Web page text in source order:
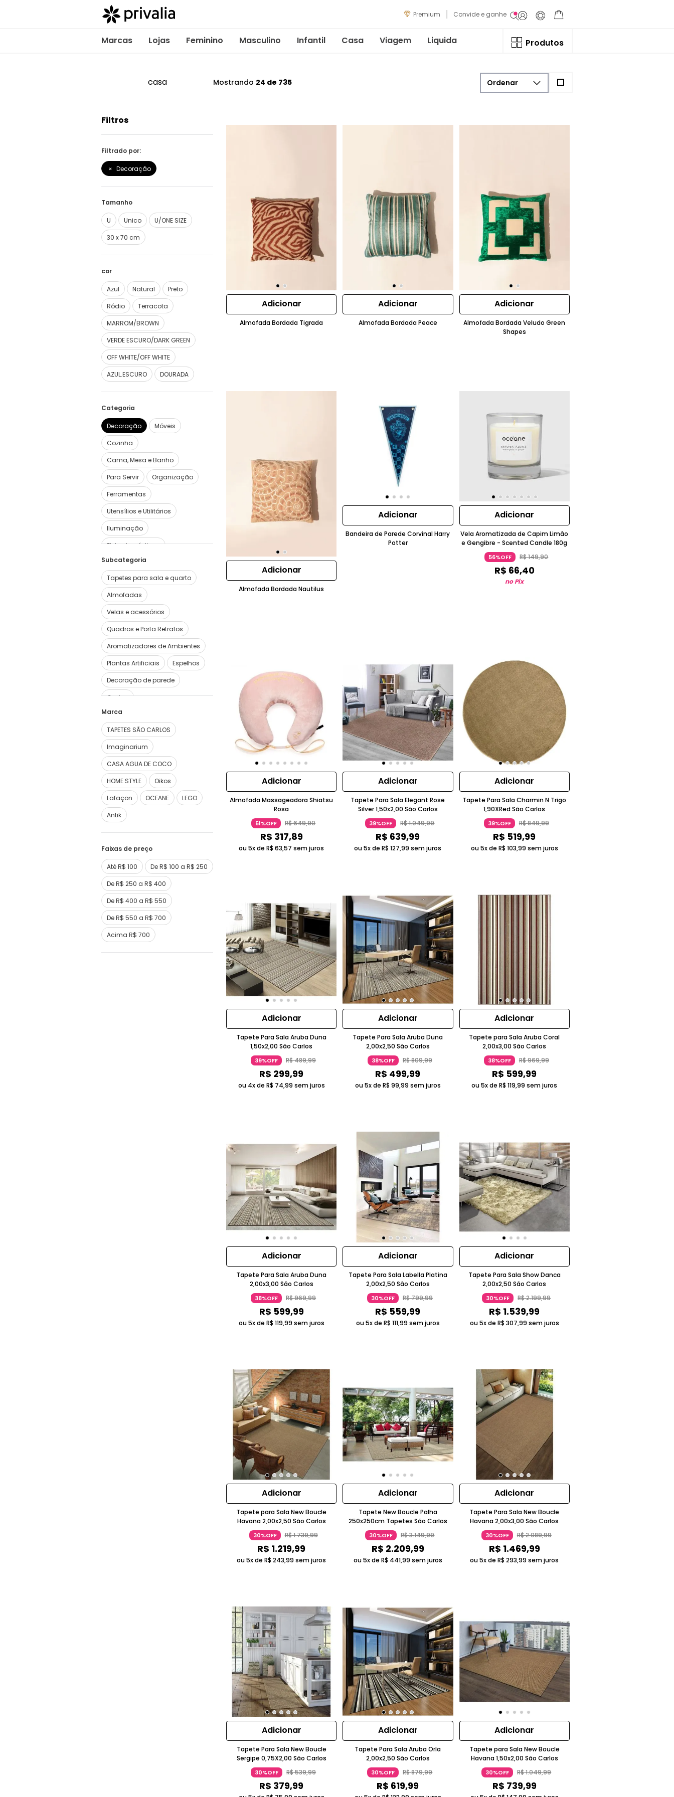
Premium Convide e ganhe
Marcas Lojas Feminino Masculino Infantil Casa Viagem Liquida Produtos
casa Mostrando 24 de 735
Filtros
Filtrado por:
Decoração
Tamanho
U Unico
U/ONE SIZE
30 x 70 cm
cor
Azul Natural
Preto
Ródio
Terracota
MARROM/BROWN
VERDE ESCURO/DARK GREEN
OFF WHITE/OFF WHITE
AZUL.ESCURO
DOURADA
Categoria
Decoração
Móveis
Cozinha
Cama, Mesa e Banho
Para Servir
Organização
Ferramentas
Utensílios e Utilitários
Iluminação
Eletrodomésticos
Subcategoria
Tapetes para sala e quarto
Almofadas
Velas e acessórios
Quadros e Porta Retratos
Aromatizadores de Ambientes
Plantas Artificiais
Espelhos
Decoração de parede
Cestos
Marca
TAPETES SÃO CARLOS
Imaginarium
CASA AGUA DE COCO
HOME STYLE
Oikos
Lafaçon
OCEANE
LEGO
Antik
Faixas de preço
Até R$ 100
De R$ 100 a R$ 250
De R$ 250 a R$ 400
De R$ 400 a R$ 550
De R$ 550 a R$ 700
Acima R$ 700
Adicionar
Almofada Bordada Tigrada
Adicionar
Almofada Bordada Peace
Adicionar
Almofada Bordada Veludo Green
Shapes
Adicionar
Almofada Bordada Nautilus
Adicionar
Bandeira de Parede Corvinal Harry
Potter
Adicionar
Vela Aromatizada de Capim Limão
e Gengibre - Scented Candle 180g
56%OFF R$149,90
R$ 66,40
no Pix
Adicionar
Almofada Massageadora Shiatsu
Rosa
51%OFF R$649,90
R$ 317,89
ou 5x deR$ 63,57 sem juros
Adicionar
Tapete Para Sala Elegant Rose
Silver 1,50x2,00 São Carlos
39%OFF R$1.049,99
R$ 639,99
ou 5x deR$ 127,99 sem juros
Adicionar
Tapete Para Sala Charmin N Trigo
1,90XRed São Carlos
39%OFF R$849,99
R$ 519,99
ou 5x de R$ 103,99 sem juros
Adicionar
Tapete Para Sala Aruba Duna
1,50x2,00 São Carlos
39%OFF R$489,99
R$ 299,99
ou 4x de R$ 74,99 sem juros
Adicionar
Tapete Para Sala Aruba Duna
2,00x2,50 São Carlos
38%OFF R$809,99
R$ 499,99
ou 5x de R$ 99,99 sem juros
Adicionar
Tapete para Sala Aruba Coral
2,00x3,00 São Carlos
38%OFF R$969,99
R$ 599,99
ou 5x deR$ 119,99 sem juros
Adicionar
Tapete Para Sala Aruba Duna
2,00x3,00 São Carlos
38%OFF R$969,99
R$ 599,99
ou 5x de R$ 119,99 sem juros
Adicionar
Tapete Para Sala Labella Platina
2,00x2,50 São Carlos
30%OFF R$799,99
R$ 559,99
ou 5x de R$ 111,99 sem juros
Adicionar
Tapete Para Sala Show Danca
2,00x2,50 São Carlos
30%OFF R$2.199,99
R$ 1.539,99
ou 5x de R$ 307,99 sem juros
Adicionar
Tapete para Sala New Boucle
Havana 2,00x2,50 São Carlos
30%OFF R$1.739,99
R$ 1.219,99
ou 5x deR$ 243,99 sem juros
Adicionar
Tapete New Boucle Palha
250x250cm Tapetes São Carlos
30%OFF R$3.149,99
R$ 2.209,99
ou 5x de R$ 441,99 sem juros
Adicionar
Tapete Para Sala New Boucle
Havana 2,00x3,00 São Carlos
30%OFF R$2.089,99
R$ 1.469,99
ou 5x deR$ 293,99 sem juros
Adicionar
Tapete Para Sala New Boucle
Sergipe 0,75X2,00 São Carlos
30%OFF R$539,99
R$ 379,99
Adicionar
Tapete Para Sala Aruba Orla
2,00x2,50 São Carlos
30%OFF R$879,99
R$ 619,99
Adicionar
Tapete para Sala New Boucle
Havana 1,50x2,00 São Carlos
30%OFF R$1.049,99
R$ 739,99